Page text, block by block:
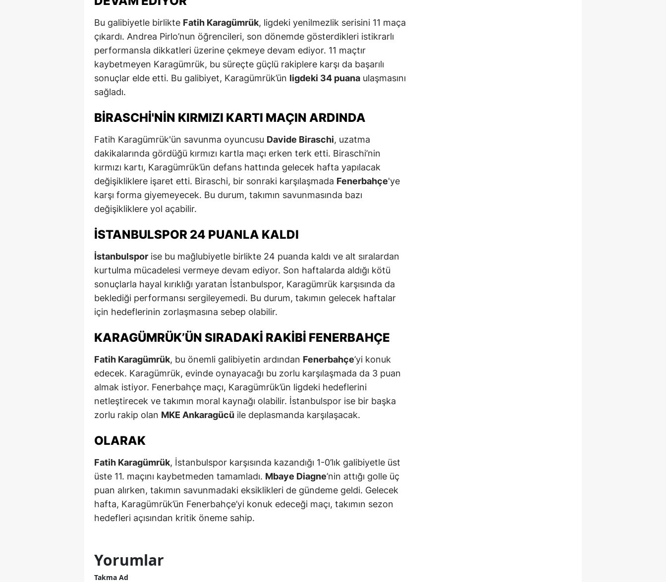
Kayseri
Kırklareli
Konya
Malatya
Manisa
Kahramanmaraş
Muğla
Muş
Nevşehir
Niğde
Ordu
Rize
Sakarya
Samsun
Siirt
Sinop
Tekirdağ
Tokat
Trabzon
Tunceli
Bu galibiyetle birlikte Fatih Karagümrük, ligdeki yenilmezlik serisini 11 maça
çıkardı. Andrea Pirlo’nun öğrencileri, son dönemde gösterdikleri istikrarlı
performansla dikkatleri üzerine çekmeye devam ediyor. 11 maçtır
kaybetmeyen Karagümrük, bu süreçte güçlü rakiplere karşı da başarılı
sonuçlar elde etti. Bu galibiyet, Karagümrük’ün ligdeki 34 puana ulaşmasını
sağladı.
BIRASCHI'NIN KIRMIZI KARTI MAÇIN ARDINDA
Fatih Karagümrük'ün savunma oyuncusu Davide Biraschi, uzatma
dakikalarında gördüğü kırmızı kartla maçı erken terk etti. Biraschi’nin
kırmızı kartı, Karagümrük’ün defans hattında gelecek hafta yapılacak
değişikliklere işaret etti. Biraschi, bir sonraki karşılaşmada Fenerbahçe'ye
karşı forma giyemeyecek. Bu durum, takımın savunmasında bazı
değişikliklere yol açabilir.
İSTANBULSPOR 24 PUANLA KALDI
İstanbulspor ise bu mağlubiyetle birlikte 24 puanda kaldı ve alt sıralardan
kurtulma mücadelesi vermeye devam ediyor. Son haftalarda aldığı kötü
sonuçlarla hayal kırıklığı yaratan İstanbulspor, Karagümrük karşısında da
beklediği performansı sergileyemedi. Bu durum, takımın gelecek haftalar
için hedeflerinin zorlaşmasına sebep olabilir.
KARAGÜMRÜK’ÜN SIRADAKI RAKIBI FENERBAHÇE
Fatih Karagümrük, bu önemli galibiyetin ardından Fenerbahçe’yi konuk
edecek. Karagümrük, evinde oynayacağı bu zorlu karşılaşmada da 3 puan
almak istiyor. Fenerbahçe maçı, Karagümrük’ün ligdeki hedeflerini
netleştirecek ve takımın moral kaynağı olabilir. İstanbulspor ise bir başka
zorlu rakip olan MKE Ankaragücü ile deplasmanda karşılaşacak.
OLARAK
Fatih Karagümrük, İstanbulspor karşısında kazandığı 1-0’lık galibiyetle üst
üste 11. maçını kaybetmeden tamamladı. Mbaye Diagne’nin attığı golle üç
puan alırken, takımın savunmadaki eksiklikleri de gündeme geldi. Gelecek
hafta, Karagümrük’ün Fenerbahçe’yi konuk edeceği maçı, takımın sezon
hedefleri açısından kritik öneme sahip.
Yorumlar
Takma Ad